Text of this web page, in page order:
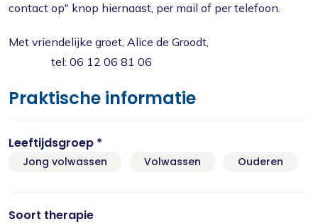
contact op" knop hiernaast, per mail of per telefoon.
Met vriendelijke groet, Alice de Groodt,
tel: 06 12 06 81 06
Praktische informatie
Leeftijdsgroep *
Jong volwassen Volwassen Ouderen
Soort therapie